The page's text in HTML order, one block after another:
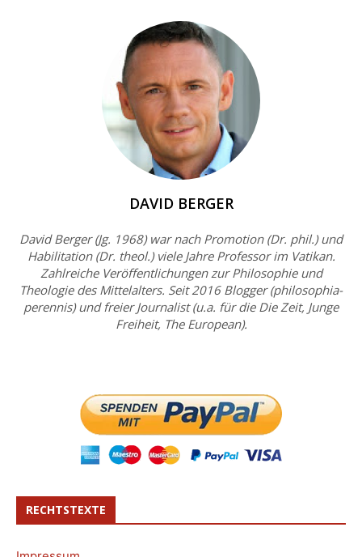
DAVID BERGER
David Berger (Jg. 1968) war nach Promotion (Dr. phil.) und
Habilitation (Dr. theol.) viele Jahre Professor im Vatikan.
Zahlreiche Veröffentlichungen zur Philosophie und
Theologie des Mittelalters. Seit 2016 Blogger (philosophia-
perennis) und freier Journalist (u.a. für die Die Zeit, Junge
Freiheit, The European).
RECHTSTEXTE